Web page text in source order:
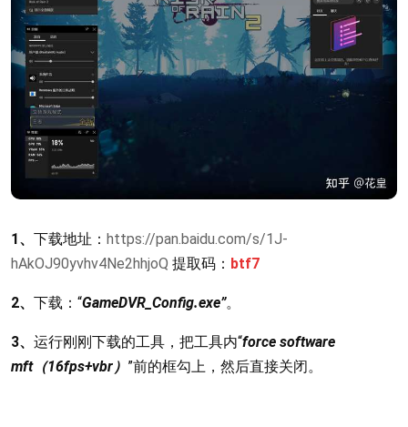
1、 下载地址： https://pan.baidu.com/s/1J-
hAkOJ90yvhv4Ne2hhjoQ 提取码： btf7
2、 下载：“GameDVR_Config.exe”。
3、 运行刚刚下载的工具，把工具内“force software
mft（16fps+vbr） ”前的框勾上，然后直接关闭。